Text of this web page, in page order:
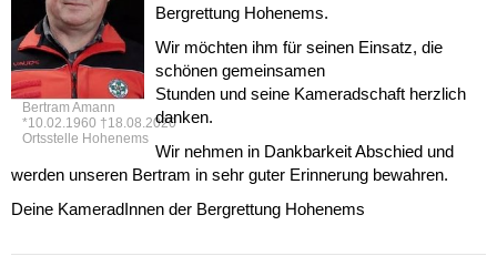
Bertram Amann
*10.02.1960 †18.08.2020
Ortsstelle Hohenems
Bergrettung Hohenems.
Wir möchten ihm für seinen Einsatz, die
schönen gemeinsamen
Stunden und seine Kameradschaft herzlich
danken.
Wir nehmen in Dankbarkeit Abschied und
werden unseren Bertram in sehr guter Erinnerung bewahren.
Deine KameradInnen der Bergrettung Hohenems